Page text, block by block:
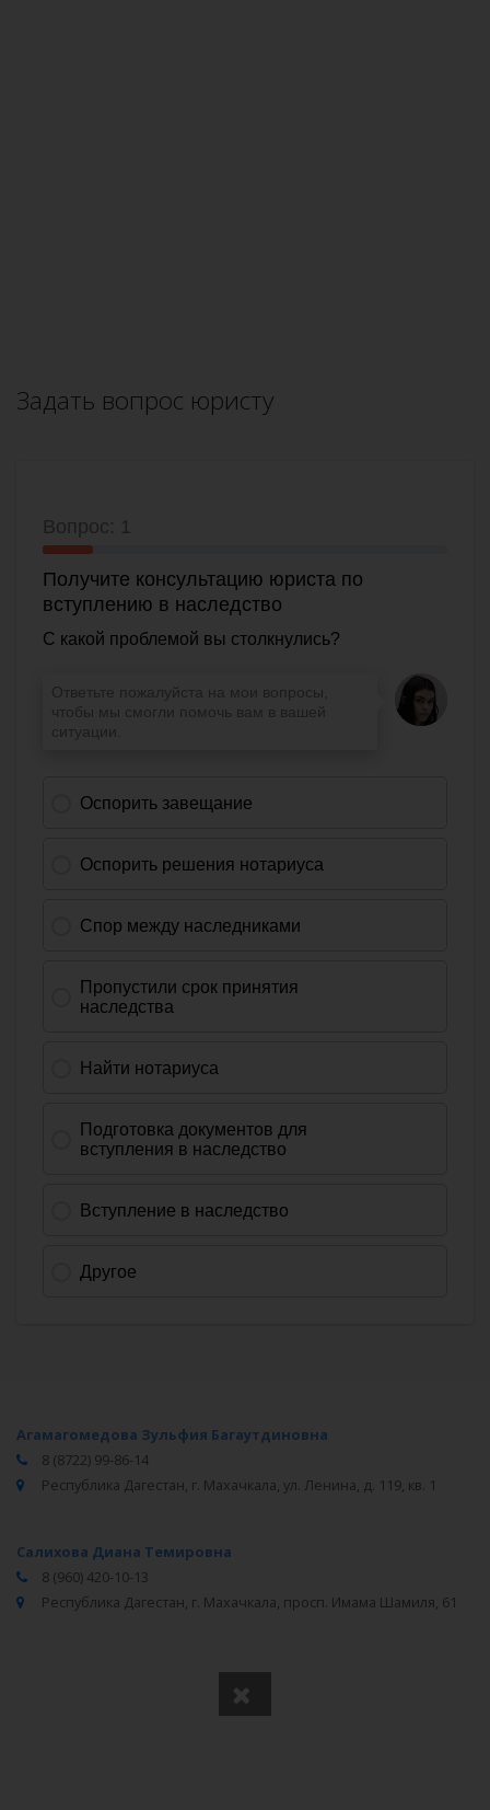
Задать вопрос юристу
Агамагомедова Зульфия Багаутдиновна
8 (8722) 99-86-14
Республика Дагестан, г. Махачкала, ул. Ленина, д. 119, кв. 1
Салихова Диана Темировна
8 (960) 420-10-13
Республика Дагестан, г. Махачкала, просп. Имама Шамиля, 61